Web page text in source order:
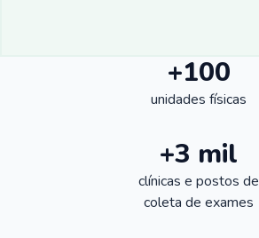
+100
unidades físicas
+3 mil
clínicas e postos de
coleta de exames